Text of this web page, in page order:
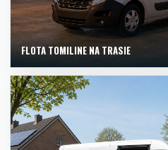
FLOTA TOMILINE NA TRASIE